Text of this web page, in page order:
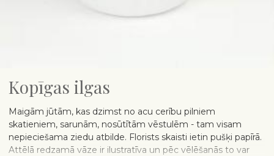
Kopīgas ilgas
Maigām jūtām, kas dzimst no acu cerību pilniem
skatieniem, sarunām, nosūtītām vēstulēm - tam visam
nepieciešama ziedu atbilde. Florists skaisti ietin pušķi papīrā.
Attēlā redzamā vāze ir ilustratīva un pēc vēlēšanās to var